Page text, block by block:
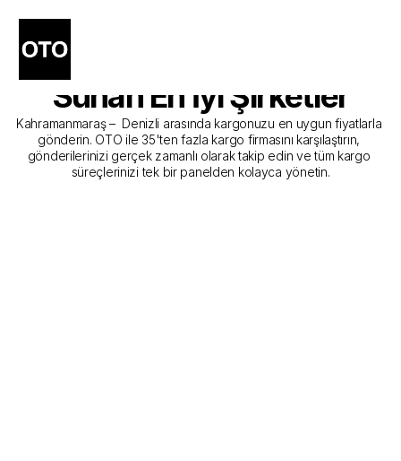
Kahramanmaraş - Denizli
Kargo Gönderim Hizmeti
Sunan En İyi Şirketler
Kahramanmaraş –  Denizli arasında kargonuzu en uygun fiyatlarla
gönderin. OTO ile 35'ten fazla kargo firmasını karşılaştırın,
gönderilerinizi gerçek zamanlı olarak takip edin ve tüm kargo
süreçlerinizi tek bir panelden kolayca yönetin.